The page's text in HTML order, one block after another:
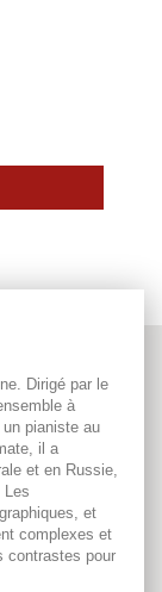
Dirigé par le
à
pianiste au
il a
et en Russie,
Les
et
complexes et
contrastes pour